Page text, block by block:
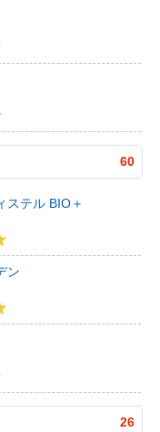
60
テル BIO＋
ン
26